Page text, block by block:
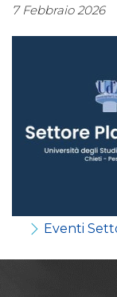
7 Febbraio 2026
Eventi